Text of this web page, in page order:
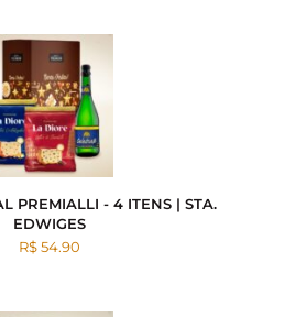
PREMIALLI - 4 ITENS | STA.
EDWIGES
R$ 54.90